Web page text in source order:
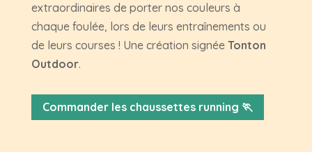
extraordinaires de porter nos couleurs à
chaque foulée, lors de leurs entraînements ou
de leurs courses ! Une création signée Tonton
Outdoor.
Commander les chaussettes running 🏃